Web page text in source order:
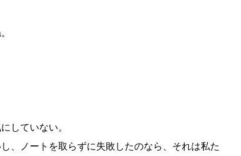
していない。
、ノートを取らずに失敗したのなら、それは私た